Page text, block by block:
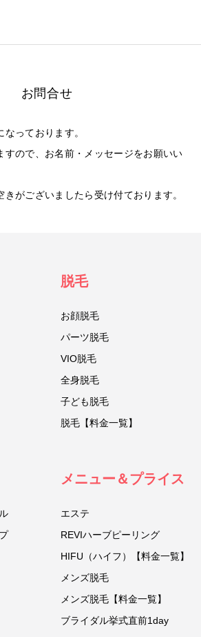
お問合せ
っております。
すので、お名前・メッセージをお願いい
がございましたら受け付ております。
脱毛
お顔脱毛
パーツ脱毛
VIO脱毛
全身脱毛
子ども脱毛
脱毛【料金一覧】
メニュー＆プライス
エステ
REVIハーブピーリング
HIFU（ハイフ）【料金一覧】
メンズ脱毛
メンズ脱毛【料金一覧】
ブライダル挙式直前1day